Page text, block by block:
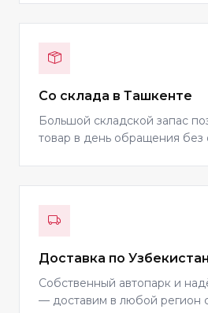
Со склада в Ташкенте
Большой складской запас
товар в день обращения без
Доставка по
Собственный автопарк и
— доставим в любой регион